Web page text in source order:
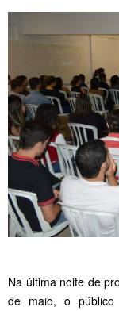
Na última noite de
de maio, o público